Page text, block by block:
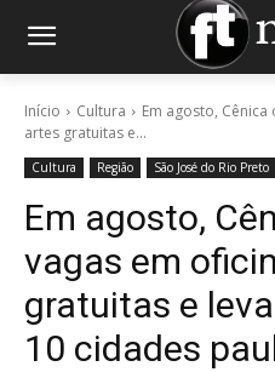
Início Cultura
Em agosto,
artes gratuitas e...
Cultura Região São José do Rio Preto
Em agosto,
vagas em
gratuitas e
10 cidades